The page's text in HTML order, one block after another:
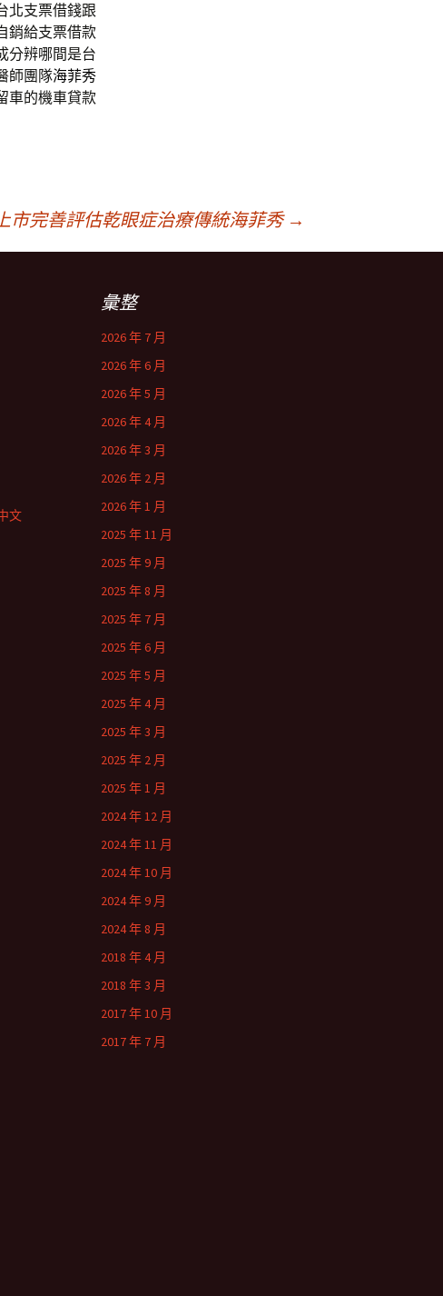
北支票借錢跟
銷給支票借款
分辨哪間是台
師團隊海菲秀
車的機車貸款
市完善評估乾眼症治療傳統海菲秀 →
彙整
2026 年 7 月
2026 年 6 月
2026 年 5 月
2026 年 4 月
2026 年 3 月
2026 年 2 月
2026 年 1 月
2025 年 11 月
2025 年 9 月
2025 年 8 月
2025 年 7 月
2025 年 6 月
2025 年 5 月
2025 年 4 月
2025 年 3 月
2025 年 2 月
2025 年 1 月
2024 年 12 月
2024 年 11 月
2024 年 10 月
2024 年 9 月
2024 年 8 月
2018 年 4 月
2018 年 3 月
2017 年 10 月
2017 年 7 月
文